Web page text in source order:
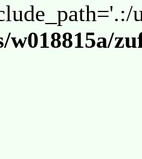
w018815a/